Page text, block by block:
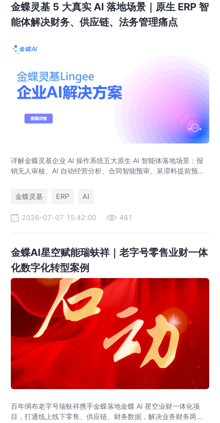
金蝶灵基 5 大真实 AI 落地场景｜原生 ERP 智
能体解决财务、供应链、法务管理痛点
详解金蝶灵基企业 AI 操作系统五大原生 AI 智能体落地场景：报
销无人审核、AI 自动经营分析、合同智能预审、呆滞料提前预
金蝶灵基
ERP AI
2026-07-07 15:42:00 461
金蝶AI星空赋能瑞蚨祥｜老字号零售业财一体
化数字化转型案例
百年绸布老字号瑞蚨祥携手金蝶落地金蝶 AI 星空业财一体化项
目，打通线上线下零售、供应链、财务数据，解决业务财务两张